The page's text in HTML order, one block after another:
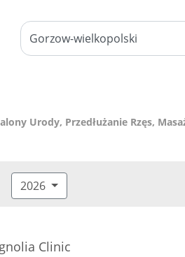
Urody, Przedłużanie Rzęs,
2026
Clinic